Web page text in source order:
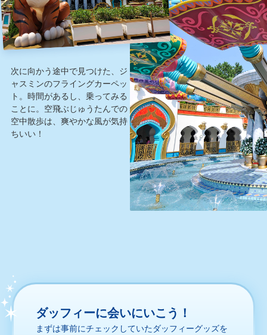
次に向かう途中で見つけた、ジ
ャスミンのフライングカーペッ
ト。時間があるし、乗ってみる
ことに。空飛ぶじゅうたんでの
空中散歩は、爽やかな風が気持
ちいい！
ダッフィーに会いにいこう！
まずは事前にチェックしていたダッフィーグッズを